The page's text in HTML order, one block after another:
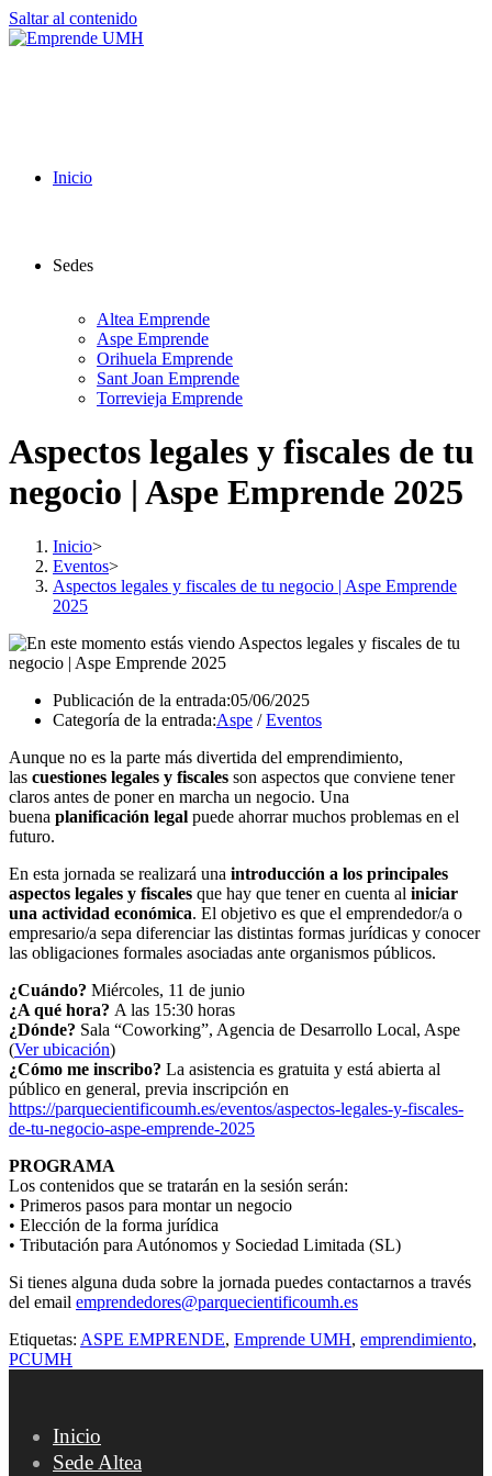
Saltar al contenido
Inicio
Sedes
Altea Emprende
Aspe Emprende
Orihuela Emprende
Sant Joan Emprende
Torrevieja Emprende
Aspectos legales y fiscales de tu
negocio | Aspe Emprende 2025
Inicio>
Eventos>
Aspectos legales y fiscales de tu negocio | Aspe Emprende
2025
Publicación de la entrada:05/06/2025
Categoría de la entrada:Aspe / Eventos
Aunque no es la parte más divertida del emprendimiento,
las cuestiones legales y fiscales son aspectos que conviene tener
claros antes de poner en marcha un negocio. Una
buena planificación legal puede ahorrar muchos problemas en el
futuro.
En esta jornada se realizará una introducción a los principales
aspectos legales y fiscales que hay que tener en cuenta al iniciar
una actividad económica. El objetivo es que el emprendedor/a o
empresario/a sepa diferenciar las distintas formas jurídicas y conocer
las obligaciones formales asociadas ante organismos públicos.
¿Cuándo? Miércoles, 11 de junio
¿A qué hora? A las 15:30 horas
¿Dónde? Sala “Coworking”, Agencia de Desarrollo Local, Aspe
(Ver ubicación)
¿Cómo me inscribo? La asistencia es gratuita y está abierta al
público en general, previa inscripción en
https://parquecientificoumh.es/eventos/aspectos-legales-y-fiscales-
de-tu-negocio-aspe-emprende-2025
PROGRAMA
Los contenidos que se tratarán en la sesión serán:
• Primeros pasos para montar un negocio
• Elección de la forma jurídica
• Tributación para Autónomos y Sociedad Limitada (SL)
Si tienes alguna duda sobre la jornada puedes contactarnos a través
del email emprendedores@parquecientificoumh.es
Etiquetas: ASPE EMPRENDE, Emprende UMH, emprendimiento,
PCUMH
Inicio
Sede Altea